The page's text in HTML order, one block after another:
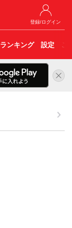
登録/ログイン
ランキング 設定 こ